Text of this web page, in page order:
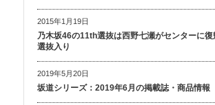
2015年1月19日
乃木坂46の11th選抜は西野七瀬がセンターに
選抜入り
2019年5月20日
坂道シリーズ：2019年6月の掲載誌・商品情報